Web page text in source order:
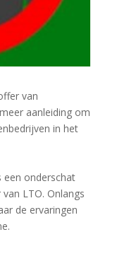
van
aanleiding om
in het
een onderschat
LTO. Onlangs
de ervaringen